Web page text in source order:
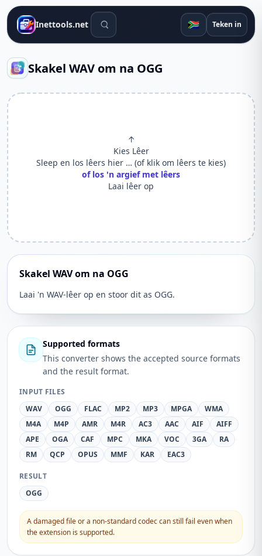
Inettools.net Soek gereedskap 🇿🇦 Teken in
Skakel WAV om na OGG
↑
Kies Lêer
Sleep en los lêers hier … (of klik om lêers te kies)
of los 'n argief met lêers
Laai lêer op
Skakel WAV om na OGG
Laai 'n WAV-lêer op en stoor dit as OGG.
Supported formats
This converter shows the accepted source formats
and the result format.
INPUT FILES
WAV
OGG FLAC MP2 MP3 MPGA
WMA
M4A
M4P AMR M4R AC3 AAC AIF
AIFF
APE
OGA CAF MPC MKA VOC 3GA
RA
RM
QCP OPUS MMF KAR EAC3
RESULT
OGG
A damaged file or a non-standard codec can still fail even when
the extension is supported.